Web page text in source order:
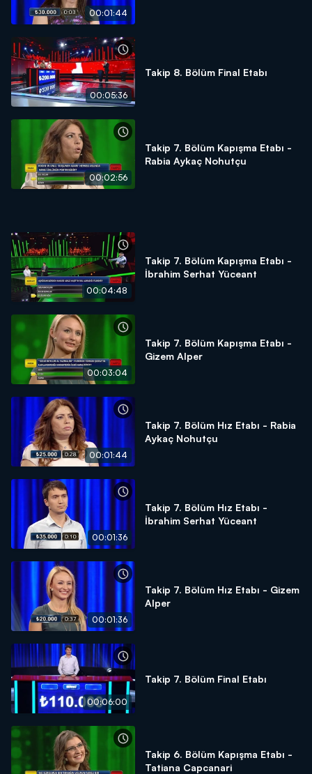
00:01:44
00:05:36
Takip 8. Bölüm Final Etabı
00:02:56
Takip 7. Bölüm Kapışma Etabı -
Rabia Aykaç Nohutçu
00:04:48
Takip 7. Bölüm Kapışma Etabı -
İbrahim Serhat Yüceant
00:03:04
Takip 7. Bölüm Kapışma Etabı -
Gizem Alper
00:01:44
Takip 7. Bölüm Hız Etabı - Rabia
Aykaç Nohutçu
00:01:36
Takip 7. Bölüm Hız Etabı -
İbrahim Serhat Yüceant
00:01:36
Takip 7. Bölüm Hız Etabı - Gizem
Alper
00:06:00
Takip 7. Bölüm Final Etabı
Takip 6. Bölüm Kapışma Etabı -
Tatiana Capcanari